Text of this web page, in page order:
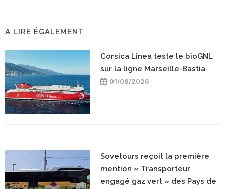
A LIRE ÉGALEMENT
Corsica Linea teste le bioGNL
sur la ligne Marseille-Bastia
01/08/2026
Sovetours reçoit la première
mention « Transporteur
engagé gaz vert » des Pays de